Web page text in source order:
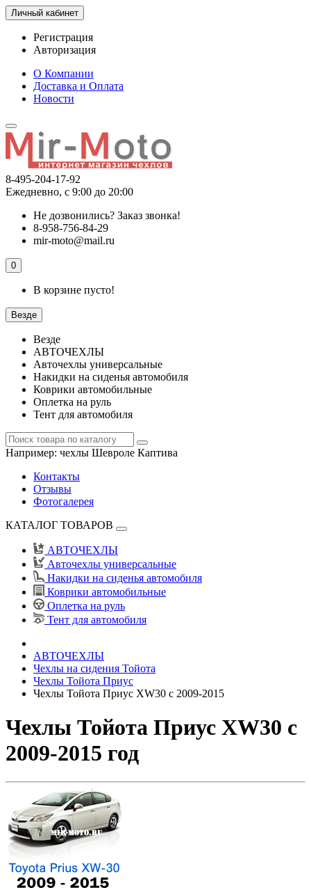
Личный кабинет
Регистрация
Авторизация
О Компании
Доставка и Оплата
Новости
8-495-204-17-92
Ежедневно, с 9:00 до 20:00
Не дозвонились? Заказ звонка!
8-958-756-84-29
mir-moto@mail.ru
0
В корзине пусто!
Везде
Везде
АВТОЧЕХЛЫ
Авточехлы универсальные
Накидки на сиденья автомобиля
Коврики автомобильные
Оплетка на руль
Тент для автомобиля
Например: чехлы Шевроле Каптива
Контакты
Отзывы
Фотогалерея
КАТАЛОГ ТОВАРОВ
АВТОЧЕХЛЫ
Авточехлы универсальные
Накидки на сиденья автомобиля
Коврики автомобильные
Оплетка на руль
Тент для автомобиля
АВТОЧЕХЛЫ
Чехлы на сидения Тойота
Чехлы Тойота Приус
Чехлы Тойота Приус XW30 с 2009-2015
Чехлы Тойота Приус XW30 с
2009-2015 год